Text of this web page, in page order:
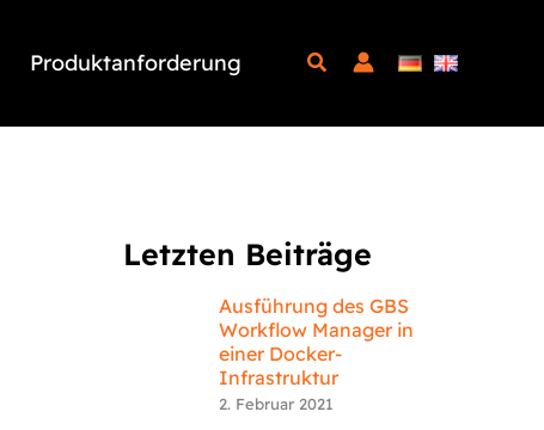
Produktanforderung
Letzten Beiträge
Ausführung des GBS
Workflow Manager in
einer Docker-
Infrastruktur
2. Februar 2021